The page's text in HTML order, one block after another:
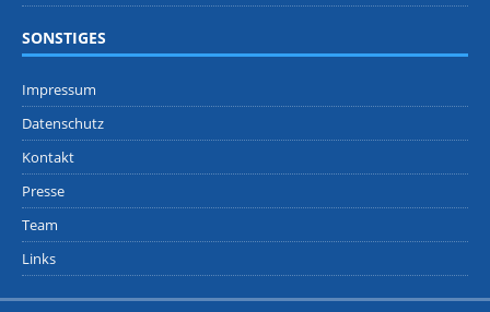
SONSTIGES
Impressum
Datenschutz
Kontakt
Presse
Team
Links